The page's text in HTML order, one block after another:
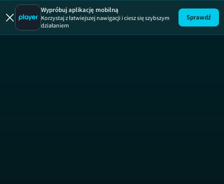
Pokonać
Wypróbuj aplikację mobilną
Korzystaj z łatwiejszej nawigacji i ciesz się szybszym
działaniem
Sprawdź